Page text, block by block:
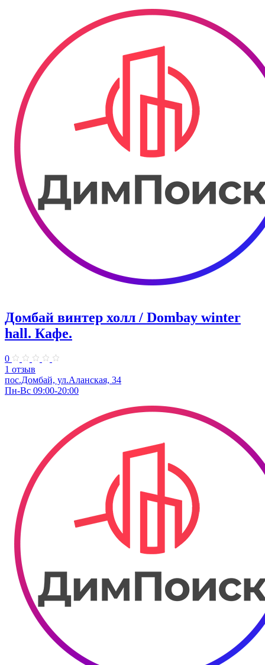
Домбай винтер холл / Dombay winter
hall. Кафе.
0
1 отзыв
пос.Домбай, ул.Аланская, 34
Пн-Вс 09:00-20:00